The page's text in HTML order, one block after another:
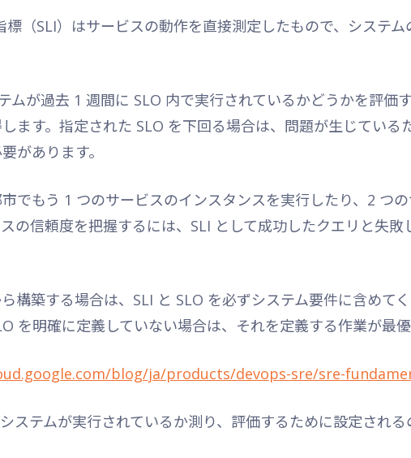
標（SLI）はサービスの動作を直接測定したもので、システ
ムが過去 1 週間に SLO 内で実行されているかどうかを評価
ます。指定された SLO を下回る場合は、問題が生じている
があります。
でもう 1 つのサービスのインスタンスを実行したり、2 つ
の信頼度を把握するには、SLI として成功したクエリと失
構築する場合は、SLI と SLO を必ずシステム要件に含めて
を明確に定義していない場合は、それを定義する作業が最
blog/ja/products/devops-sre/sre-
ステムが実行されているか測り、評価するために設定される